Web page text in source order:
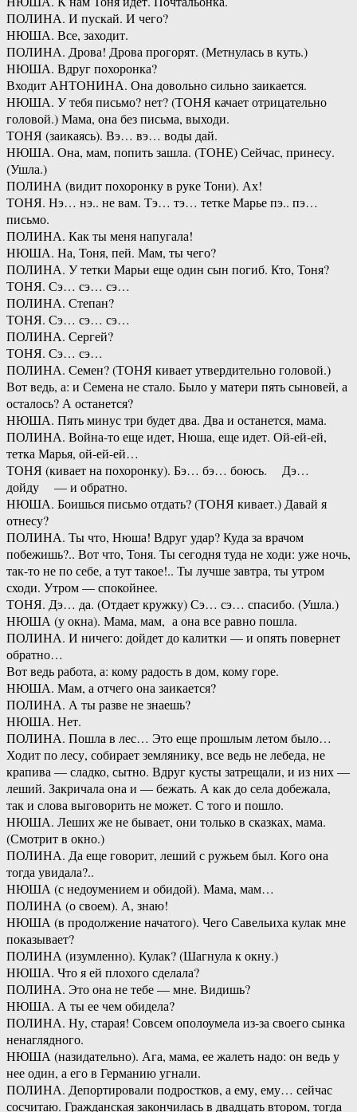
ПОЛИНА. И пускай. И чего?
НЮША. Все, заходит.
ПОЛИНА. Дрова! Дрова прогорят. (Метнулась в куть.)
НЮША. Вдруг похоронка?
Входит АНТОНИНА. Она довольно сильно заикается.
НЮША. У тебя письмо? нет? (ТОНЯ качает отрицательно
головой.) Мама, она без письма, выходи.
ТОНЯ (заикаясь). Вэ… вэ… воды дай.
НЮША. Она, мам, попить зашла. (ТОНЕ) Сейчас, принесу.
(Ушла.)
ПОЛИНА (видит похоронку в руке Тони). Ах!
ТОНЯ. Нэ… нэ.. не вам. Тэ… тэ… тетке Марье пэ.. пэ…
письмо.
ПОЛИНА. Как ты меня напугала!
НЮША. На, Тоня, пей. Мам, ты чего?
ПОЛИНА. У тетки Марьи еще один сын погиб. Кто, Тоня?
ТОНЯ. Сэ… сэ… сэ…
ПОЛИНА. Степан?
ТОНЯ. Сэ… сэ… сэ…
ПОЛИНА. Сергей?
ТОНЯ. Сэ… сэ…
ПОЛИНА. Семен? (ТОНЯ кивает утвердительно головой.)
Вот ведь, а: и Семена не стало. Было у матери пять сыновей, а
осталось? А останется?
НЮША. Пять минус три будет два. Два и останется, мама.
ПОЛИНА. Война-то еще идет, Нюша, еще идет. Ой-ей-ей,
тетка Марья, ой-ей-ей…
ТОНЯ (кивает на похоронку). Бэ… бэ… боюсь. Дэ…
дойду — и обратно.
НЮША. Боишься письмо отдать? (ТОНЯ кивает.) Давай я
отнесу?
ПОЛИНА. Ты что, Нюша! Вдруг удар? Куда за врачом
побежишь?.. Вот что, Тоня. Ты сегодня туда не ходи: уже ночь,
так-то не по себе, а тут такое!.. Ты лучше завтра, ты утром
сходи. Утром — спокойнее.
ТОНЯ. Дэ… да. (Отдает кружку) Сэ… сэ… спасибо. (Ушла.)
НЮША (у окна). Мама, мам, а она все равно пошла.
ПОЛИНА. И ничего: дойдет до калитки — и опять повернет
обратно…
Вот ведь работа, а: кому радость в дом, кому горе.
НЮША. Мам, а отчего она заикается?
ПОЛИНА. А ты разве не знаешь?
НЮША. Нет.
ПОЛИНА. Пошла в лес… Это еще прошлым летом было…
Ходит по лесу, собирает землянику, все ведь не лебеда, не
крапива — сладко, сытно. Вдруг кусты затрещали, и из них —
леший. Закричала она и — бежать. А как до села добежала,
так и слова выговорить не может. С того и пошло.
НЮША. Леших же не бывает, они только в сказках, мама.
(Смотрит в окно.)
ПОЛИНА. Да еще говорит, леший с ружьем был. Кого она
тогда увидала?..
НЮША (с недоумением и обидой). Мама, мам…
ПОЛИНА (о своем). А, знаю!
НЮША (в продолжение начатого). Чего Савельиха кулак мне
показывает?
ПОЛИНА (изумленно). Кулак? (Шагнула к окну.)
НЮША. Что я ей плохого сделала?
ПОЛИНА. Это она не тебе — мне. Видишь?
НЮША. А ты ее чем обидела?
ПОЛИНА. Ну, старая! Совсем ополоумела из-за своего сынка
ненаглядного.
НЮША (назидательно). Ага, мама, ее жалеть надо: он ведь у
нее один, а его в Германию угнали.
ПОЛИНА. Депортировали подростков, а ему, ему… сейчас
сосчитаю. Гражданская закончилась в двадцать втором, тогда